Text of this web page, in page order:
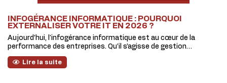
INFOGÉRANCE INFORMATIQUE : POURQUOI
EXTERNALISER VOTRE IT EN 2026 ?
Aujourd’hui, l'infogérance informatique est au cœur de la
performance des entreprises. Qu’il s’agisse de gestion…
Lire la suite